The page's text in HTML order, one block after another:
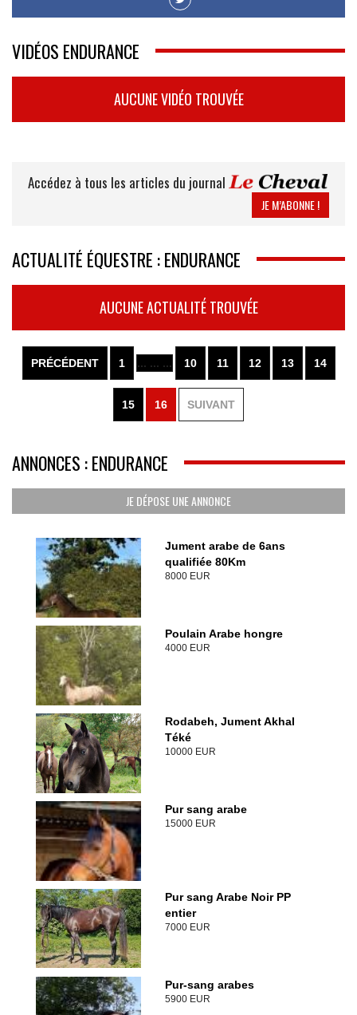
VIDÉOS ENDURANCE
AUCUNE VIDÉO TROUVÉE
Accédez à tous les articles du journal
JE M’ABONNE !
ACTUALITÉ ÉQUESTRE : ENDURANCE
AUCUNE ACTUALITÉ TROUVÉE
PRÉCÉDENT 1 ... ... ... 10 11 12 13 14
15 16 SUIVANT
ANNONCES : ENDURANCE
JE DÉPOSE UNE ANNONCE
Jument arabe de 6ans
qualifiée 80Km
8000 EUR
Poulain Arabe hongre
4000 EUR
Rodabeh, Jument Akhal
Téké
10000 EUR
Pur sang arabe
15000 EUR
Pur sang Arabe Noir PP
entier
7000 EUR
Pur-sang arabes
5900 EUR